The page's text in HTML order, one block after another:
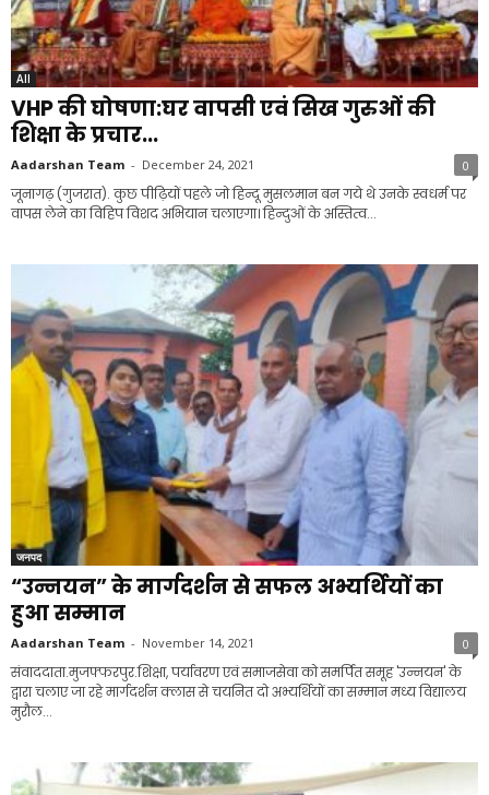
All
VHP की घोषणा:घर वापसी एवं सिख गुरुओं की
शिक्षा के प्रचार...
Aadarshan Team - December 24, 2021 0
जूनागढ़ (गुजरात). कुछ पीढ़ियों पहले जो हिन्दू मुसलमान बन गये थे उनके स्वधर्म पर
वापस लेने का विहिप विशद अभियान चलाएगा। हिन्दुओं के अस्तित्व...
जनपद
“उन्नयन” के मार्गदर्शन से सफल अभ्यर्थियों का
हुआ सम्मान
Aadarshan Team - November 14, 2021 0
संवाददाता.मुजफ्फरपुर.शिक्षा, पर्यावरण एवं समाजसेवा को समर्पित समूह 'उन्नयन' के
द्वारा चलाए जा रहे मार्गदर्शन क्लास से चयनित दो अभ्यर्थियों का सम्मान मध्य विद्यालय
मुरौल...